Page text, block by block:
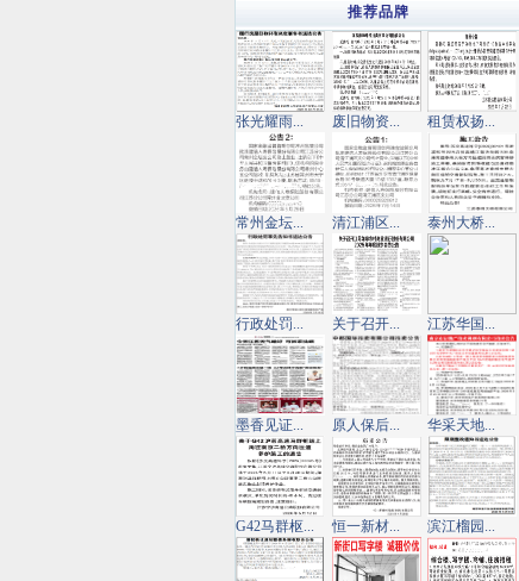
推荐品牌
张光耀雨... 废旧物资... 租赁权扬...
常州金坛... 清江浦区... 泰州大桥...
行政处罚... 关于召开... 江苏华国...
墨香见证... 原人保后... 华采天地...
G42马群枢... 恒一新材... 滨江榴园...